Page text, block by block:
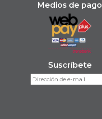
Medios de pago
Suscríbete